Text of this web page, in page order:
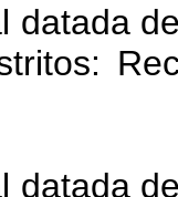
datada
datada